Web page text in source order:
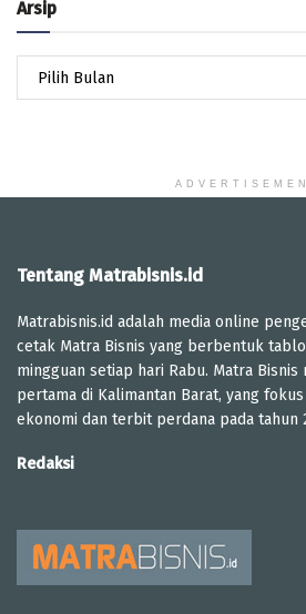
Arsip
Arsip
Tentang Matrabisnis.id
Matrabisnis.id adalah media online
cetak Matra Bisnis yang berbentuk
mingguan setiap hari Rabu. Matra
pertama di Kalimantan Barat, yang
ekonomi dan terbit perdana pada tahun
Redaksi